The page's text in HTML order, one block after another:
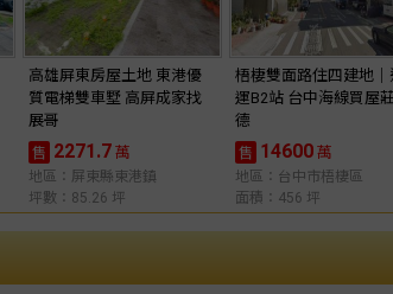
高雄屏東房屋土地 東港優
質電梯雙車墅 高屏成家找
展哥
售 2271.7 萬
地區：屏東縣東港鎮
坪數：85.26 坪
梧棲雙面路住四建地｜
運B2站 台中海線買屋
德
售 14600 萬
地區：台中市梧棲區
面積：456 坪